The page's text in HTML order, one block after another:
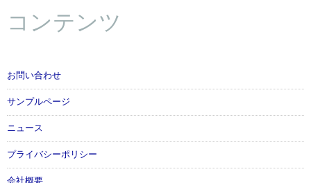
コンテンツ
お問い合わせ
サンプルページ
ニュース
プライバシーポリシー
会社概要